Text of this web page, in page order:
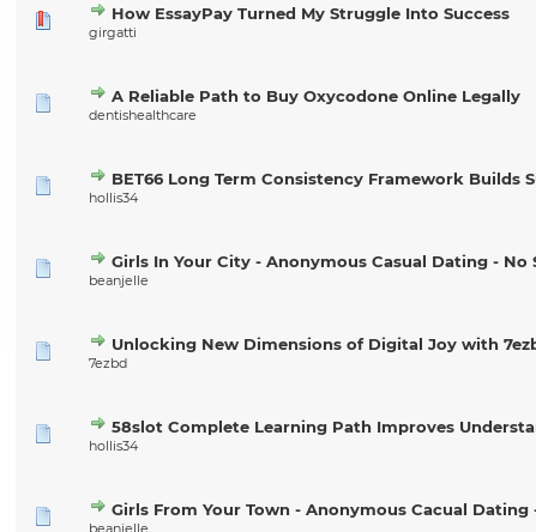
How EssayPay Turned My Struggle Into Success
girgatti
A Reliable Path to Buy Oxycodone Online Legally
dentishealthcare
BET66 Long Term Consistency Framework Builds
hollis34
Girls In Your City - Anonymous Casual Dating - No
beanjelle
Unlocking New Dimensions of Digital Joy with
7ezbd
58slot Complete Learning Path Improves
hollis34
Girls From Your Town - Anonymous Cacual Dating
beanjelle